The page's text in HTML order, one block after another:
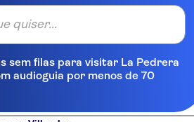
quiser...
sem filas para visitar La Pedrera
audioguia por menos de 70